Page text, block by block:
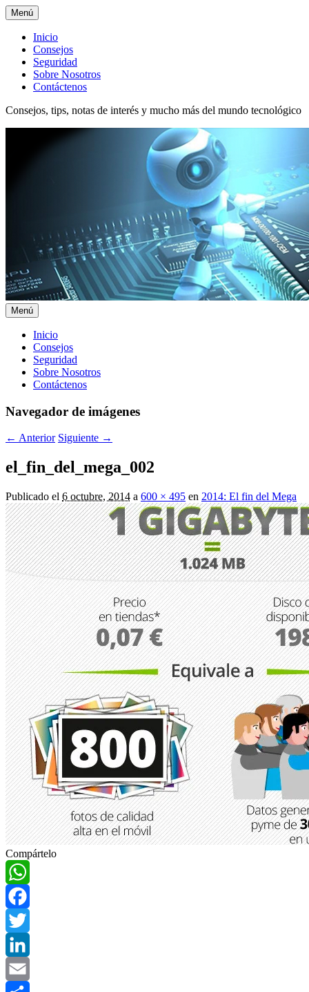
Menú
Menú
superior
Inicio
Consejos
Seguridad
Sobre Nosotros
Contáctenos
Consejos, tips, notas de interés y mucho más del mundo tecnológico
Menú
Menú
principal
Inicio
Consejos
Seguridad
Sobre Nosotros
Contáctenos
Navegador de imágenes
← Anterior Siguiente →
el_fin_del_mega_002
Publicado el 6 octubre, 2014 a 600 × 495 en 2014: El fin del Mega
Compártelo
WhatsApp
Facebook
Twitter
LinkedIn